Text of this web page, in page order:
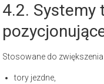
4.2. Systemy
Stosowane do
tory jezdne,